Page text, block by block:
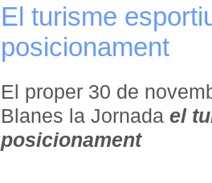
El turisme
posicionament
El proper 30 de
Blanes la Jornada el
posicionament